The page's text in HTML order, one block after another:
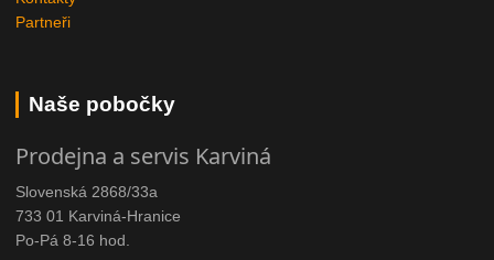
Partneři
Naše pobočky
Prodejna a servis Karviná
Slovenská 2868/33a
733 01 Karviná-Hranice
Po-Pá 8-16 hod.